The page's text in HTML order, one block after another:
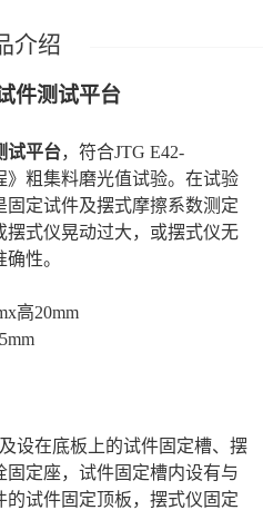
件测试平台
试平台，符合JTG E42-
》粗集料磨光值试验。在试验
定试件及摆式摩擦系数测定
式仪晃动过大，或摆式仪无
性。
高20mm
设在底板上的试件固定槽、摆
定座，试件固定槽内设有与
试件固定顶板，摆式仪固定